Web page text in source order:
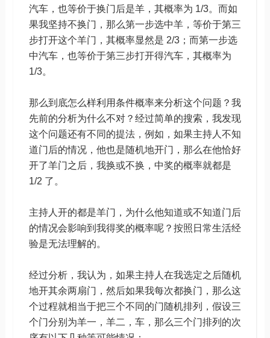
汽车，也等价于换门后是羊，其概率为 1/3。而如
果我坚持不换门，那么第一步选中羊，等价于第三
步打开这个羊门，其概率显然是 2/3；而第一步选
中汽车，也等价于第三步打开得汽车，其概率为
1/3。
那么到底怎么样利用条件概率来分析这个问题？我
先前的分析为什么不对？经过简单的搜索，我发现
这个问题还有不同的提法，例如，如果主持人不知
道门后的情况，他也是随机地开门，那么在他恰好
开了羊门之后，我换或不换，中奖的概率就都是
1/2 了。
主持人开的都是羊门，为什么他知道或不知道门后
的情况会影响到我得奖的概率呢？按照日常生活经
验是无法理解的。
经过分析，我认为，如果主持人在我选定之后随机
地开其余两扇门，然后如果我每次都换门，那么这
个过程就相当于把三个不同的门随机排列，假设三
个门分别为羊一，羊二，车，那么三个门排列的次